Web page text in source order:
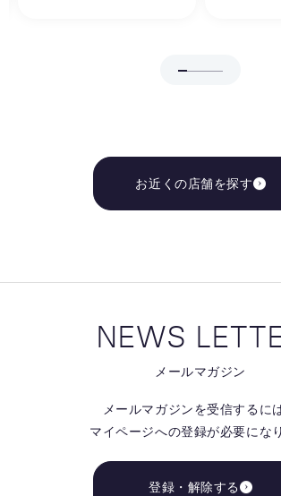
お近くの店舗を探す
NEWS
メールマガジン
メールマガジンを受信するには
マイページへの登録が必要にな
登録・解除する